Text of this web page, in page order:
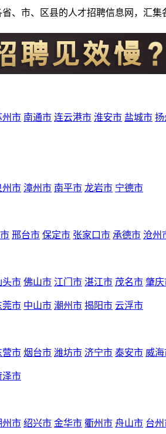
、市、区县的人才招聘信息网，汇
州市 南通市 连云港市 淮安市 盐城市 扬
州市 漳州市 南平市 龙岩市 宁德市
邢台市 保定市 张家口市 承德市 沧州
头市 佛山市 江门市 湛江市 茂名市 肇庆
莞市 中山市 潮州市 揭阳市 云浮市
营市 烟台市 潍坊市 济宁市 泰安市 威
泽市
州市 绍兴市 金华市 衢州市 舟山市 台